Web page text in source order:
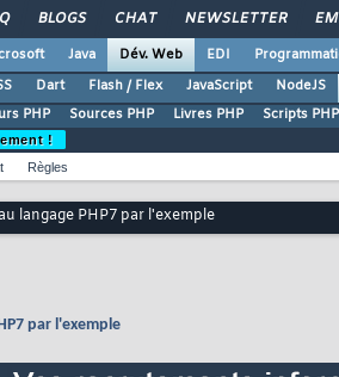
BLOGS CHAT NEWSLETTER
Java Dév. Web EDI
Dart Flash / Flex JavaScript NodeJS
PHP Sources PHP Livres PHP Scripts PHP
!
Règles
langage PHP7 par l'exemple
par l'exemple